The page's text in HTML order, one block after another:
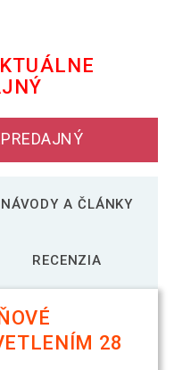
NÁVODY A ČLÁNKY
RECENZIA
28